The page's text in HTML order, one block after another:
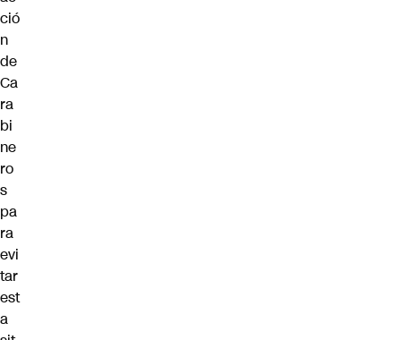
ció
n
de
Ca
ra
bi
ne
ro
s
pa
ra
evi
tar
est
a